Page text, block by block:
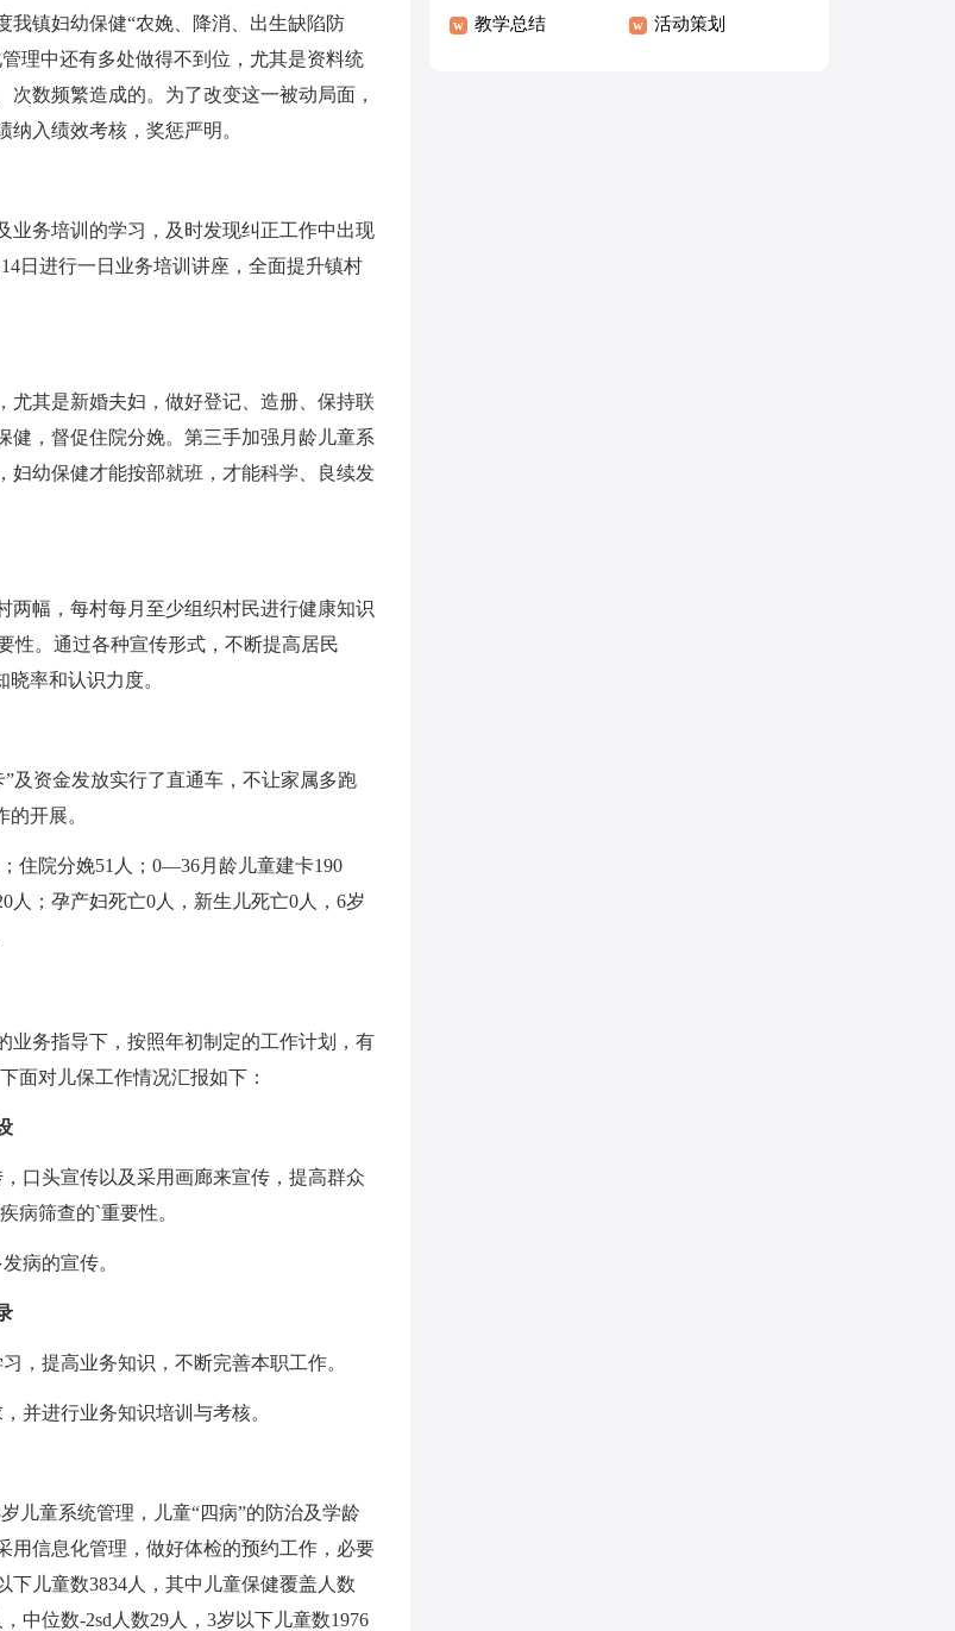
我镇妇幼保健“农娩、降消、出生缺陷防
理中还有多处做得不到位，尤其是资料统
数频繁造成的。为了改变这一被动局面，
入绩效考核，奖惩严明。
业务培训的学习，及时发现纠正工作中出现
日进行一日业务培训讲座，全面提升镇村
尤其是新婚夫妇，做好登记、造册、保持联
健，督促住院分娩。第三手加强月龄儿童系
妇幼保健才能按部就班，才能科学、良续发
两幅，每村每月至少组织村民进行健康知识
性。通过各种宣传形式，不断提高居民
率和认识力度。
及资金发放实行了直通车，不让家属多跑
开展。
住院分娩51人；0—36月龄儿童建卡190
人；孕产妇死亡0人，新生儿死亡0人，6岁
业务指导下，按照年初制定的工作计划，有
面对儿保工作情况汇报如下：
口头宣传以及采用画廊来宣传，提高群众
病筛查的`重要性。
病的宣传。
，提高业务知识，不断完善本职工作。
并进行业务知识培训与考核。
儿童系统管理，儿童“四病”的防治及学龄
用信息化管理，做好体检的预约工作，必要
下儿童数3834人，其中儿童保健覆盖人数
中位数-2sd人数29人，3岁以下儿童数1976
教学总结 活动策划